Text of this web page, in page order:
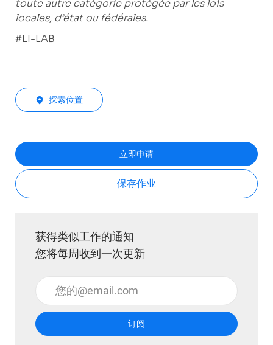
toute autre catégorie protégée par les lois
locales, d’état ou fédérales.
#LI-LAB
探索位置
立即申请
保存作业
获得类似工作的通知
您将每周收到一次更新
输入电子邮件地址 （必填）
订阅